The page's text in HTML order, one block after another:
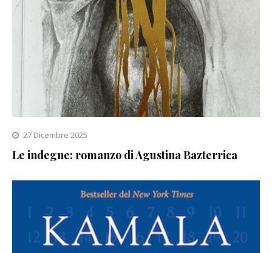
27 Dicembre 2025
Le indegne: romanzo di Agustina Bazterrica